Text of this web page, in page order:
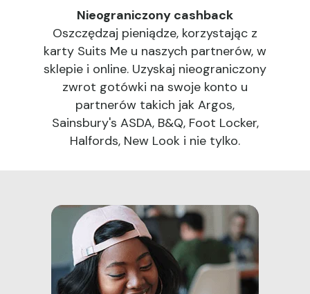
Nieograniczony cashback
Oszczędzaj pieniądze, korzystając z
karty Suits Me u naszych partnerów, w
sklepie i online. Uzyskaj nieograniczony
zwrot gotówki na swoje konto u
partnerów takich jak Argos,
Sainsbury's ASDA, B&Q, Foot Locker,
Halfords, New Look i nie tylko.